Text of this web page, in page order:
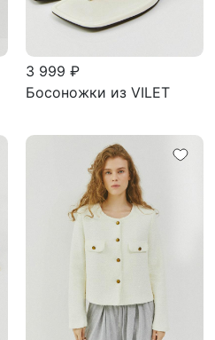
3 999 ₽
Босоножки из VILET